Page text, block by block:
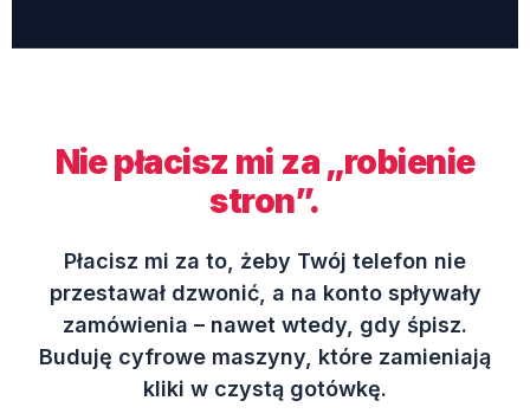
Nie płacisz mi za „robienie
stron”.
Płacisz mi za to, żeby Twój telefon nie
przestawał dzwonić, a na konto spływały
zamówienia – nawet wtedy, gdy śpisz.
Buduję cyfrowe maszyny, które zamieniają
kliki w czystą gotówkę.